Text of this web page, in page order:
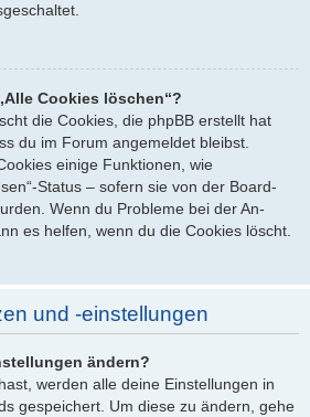
Cookies löschen“?
die Cookies, die phpBB erstellt hat
du im Forum angemeldet bleibst.
einige Funktionen, wie
Status – sofern sie von der Board-
Wenn du Probleme bei der An-
es helfen, wenn du die Cookies löscht.
und -einstellungen
ändern?
werden alle deine Einstellungen in
gespeichert. Um diese zu ändern, gehe